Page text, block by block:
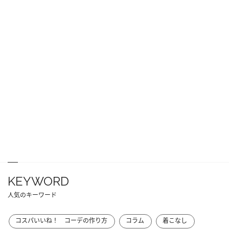
KEYWORD
人気のキーワード
コスパいいね！ コーデの作り方 コラム
着こなし